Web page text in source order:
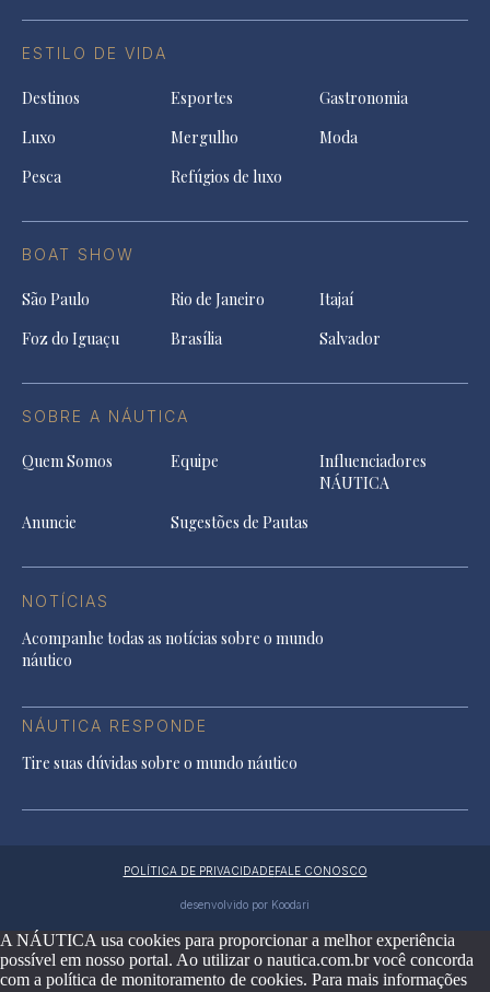
ESTILO DE VIDA
Destinos Esportes
Gastronomia
Luxo
Mergulho
Moda
Pesca
Refúgios de luxo
BOAT SHOW
São Paulo Rio de Janeiro
Itajaí
Foz do Iguaçu
Brasília Salvador
SOBRE A NÁUTICA
Quem Somos Equipe
Influenciadores
NÁUTICA
Anuncie
Sugestões de Pautas
NOTÍCIAS
Acompanhe todas as notícias sobre o mundo
náutico
NÁUTICA RESPONDE
Tire suas dúvidas sobre o mundo náutico
POLÍTICA DE PRIVACIDADEFALE CONOSCO
desenvolvido por Koodari
A NÁUTICA usa cookies para proporcionar a melhor experiência
possível em nosso portal. Ao utilizar o nautica.com.br você concorda
com a política de monitoramento de cookies. Para mais informações